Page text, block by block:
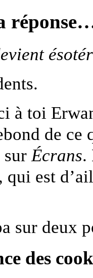
à toi
de ce
sur Écrans.
qui est
sur deux
des